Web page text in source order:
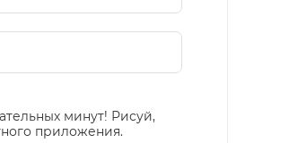
минут! Рисуй,
приложения.